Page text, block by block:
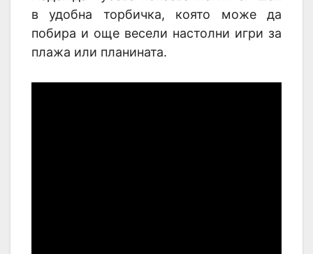
в удобна торбичка, която може да
побира и още весели настолни игри за
плажа или планината.